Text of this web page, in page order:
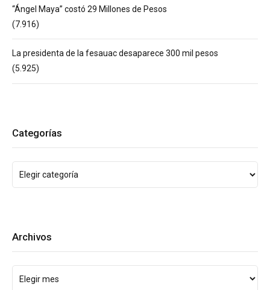
“Ángel Maya” costó 29 Millones de Pesos
(7.916)
La presidenta de la fesauac desaparece 300 mil pesos
(5.925)
Categorías
Archivos